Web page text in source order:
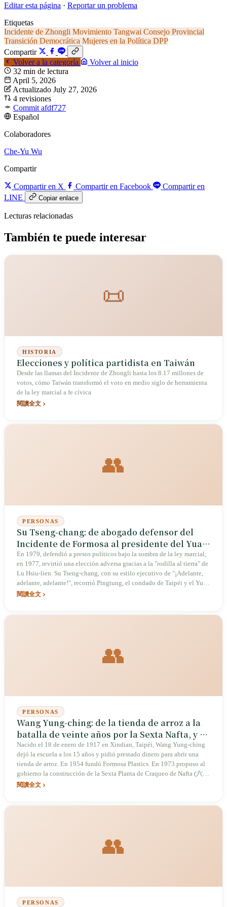
Editar esta página · Reportar un problema
Etiquetas
Incidente de Zhongli Movimiento Tangwai Consejo Provincial
Transición Democrática Mujeres en la Política DPP
Compartir
Volver a la categoría
Volver al inicio
32 min de lectura
April 5, 2026
Actualizado July 27, 2026
4 revisiones
Commit afdf727
Español
Colaboradores
Che-Yu Wu
Compartir
Compartir en X Compartir en Facebook
Compartir en
LINE
Copiar enlace
Lecturas relacionadas
También te puede interesar
📜
HISTORIA
Elecciones y política partidista en Taiwán
Desde las llamas del Incidente de Zhongli hasta los 8.17 millones de
votos, cómo Taiwán transformó el voto en medio siglo de herramienta
de la ley marcial a fe cívica
閱讀全文
👥
PERSONAS
Su Tseng-chang: de abogado defensor del
Incidente de Formosa al presidente del Yuan
Ejecutivo "¡Adelante, adelante, adelante!"
En 1979, defendió a presos políticos bajo la sombra de la ley marcial;
en 1977, revirtió una elección adversa gracias a la "rodilla al tierra" de
Lu Hsiu-lien. Su Tseng-chang, con su estilo ejecutivo de "¡Adelante,
adelante, adelante!", recorrió Pingtung, el condado de Taipéi y el Yuan
Ejecutivo, desde la contención de la peste porcina africana hasta el
閱讀全文
👥
PERSONAS
Wang Yung-ching: de la tienda de arroz a la
batalla de veinte años por la Sexta Nafta, y el
drama sucesorio tras su muerte
Nacido el 18 de enero de 1917 en Xindian, Taipéi, Wang Yung-ching
dejó la escuela a los 15 años y pidió prestado dinero para abrir una
tienda de arroz. En 1954 fundó Formosa Plastics. En 1973 propuso al
gobierno la construcción de la Sexta Planta de Craqueo de Nafta (六
輕), y tras casi veinte años de lucha finalmente obtuvo la aprobación;
閱讀全文
👥
PERSONAS